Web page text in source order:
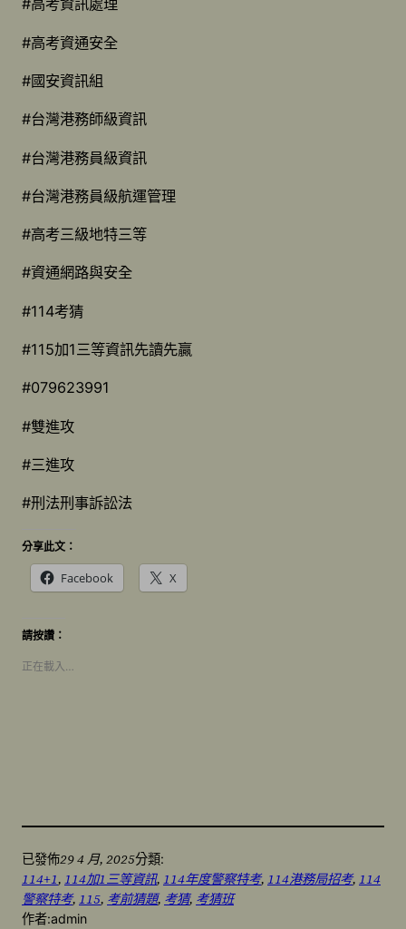
#高考資訊處理
#高考資通安全
#國安資訊組
#台灣港務師級資訊
#台灣港務員級資訊
#台灣港務員級航運管理
#高考三級地特三等
#資通網路與安全
#114考猜
#115加1三等資訊先讀先贏
#079623991
#雙進攻
#三進攻
#刑法刑事訴訟法
分享此文：
Facebook X
請按讚：
正在載入…
已發佈29 4 月, 2025分類:
114+1, 114加1三等資訊, 114年度警察特考, 114港務局招考, 114
警察特考, 115, 考前猜題, 考猜, 考猜班
作者:admin